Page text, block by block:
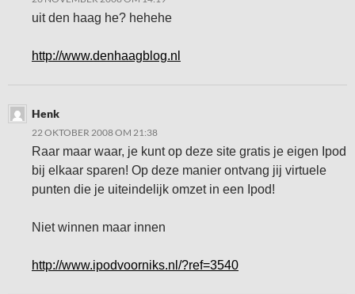
uit den haag he? hehehe
http://www.denhaagblog.nl
Henk
22 OKTOBER 2008 OM 21:38
Raar maar waar, je kunt op deze site gratis je eigen Ipod
bij elkaar sparen! Op deze manier ontvang jij virtuele
punten die je uiteindelijk omzet in een Ipod!
Niet winnen maar innen
http://www.ipodvoorniks.nl/?ref=3540